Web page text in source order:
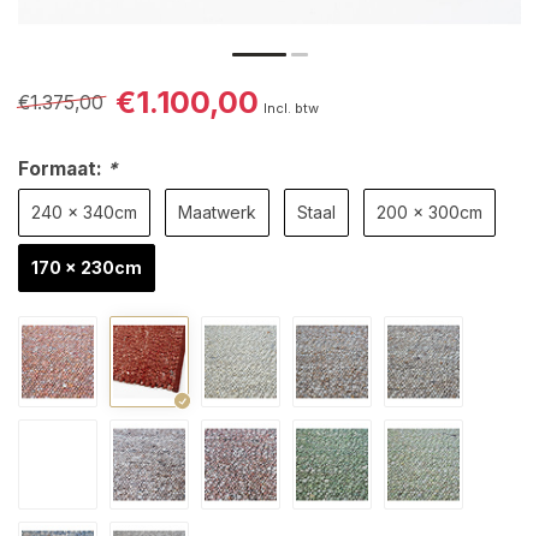
€1.375,00 €1.100,00 Incl. btw
Formaat: *
240 x 340cm Maatwerk Staal 200 x 300cm
170 x 230cm